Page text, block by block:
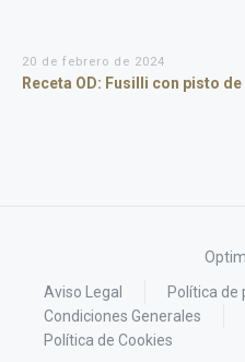
20 de febrero de 2024
Receta OD: Fusilli con pisto
Aviso Legal
Política de
Condiciones Generales
Política de Cookies